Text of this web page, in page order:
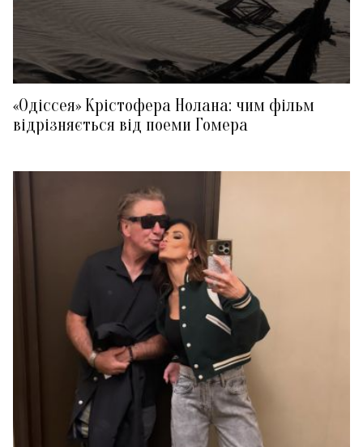
«Одіссея» Крістофера Нолана: чим фільм
відрізняється від поеми Гомера